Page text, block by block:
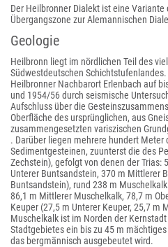
Der Heilbronner Dialekt ist eine
Übergangszone zur Alemannischen
Geologie
Heilbronn liegt im nördlichen Teil des
Südwestdeutschen
Heilbronner Nachbarort Erlenbach auf
und 1954/56 durch seismische
Aufschluss über die
Oberfläche des ursprünglichen, aus
zusammengesetzten variszischen
. Darüber liegen mehrere hundert Meter
Sedimentgesteinen, zuunterst die des
Zechstein), gefolgt von denen der Trias:
Unterer Buntsandstein, 370 m Mittlerer
Buntsandstein), rund 238 m
86,1 m Mittlerer Muschelkalk, 78,7 m
Keuper (27,5 m Unterer Keuper, 25,7 m
Muschelkalk ist im Norden der
Stadtgebietes ein bis zu 45 m
das bergmännisch ausgebeutet wird.